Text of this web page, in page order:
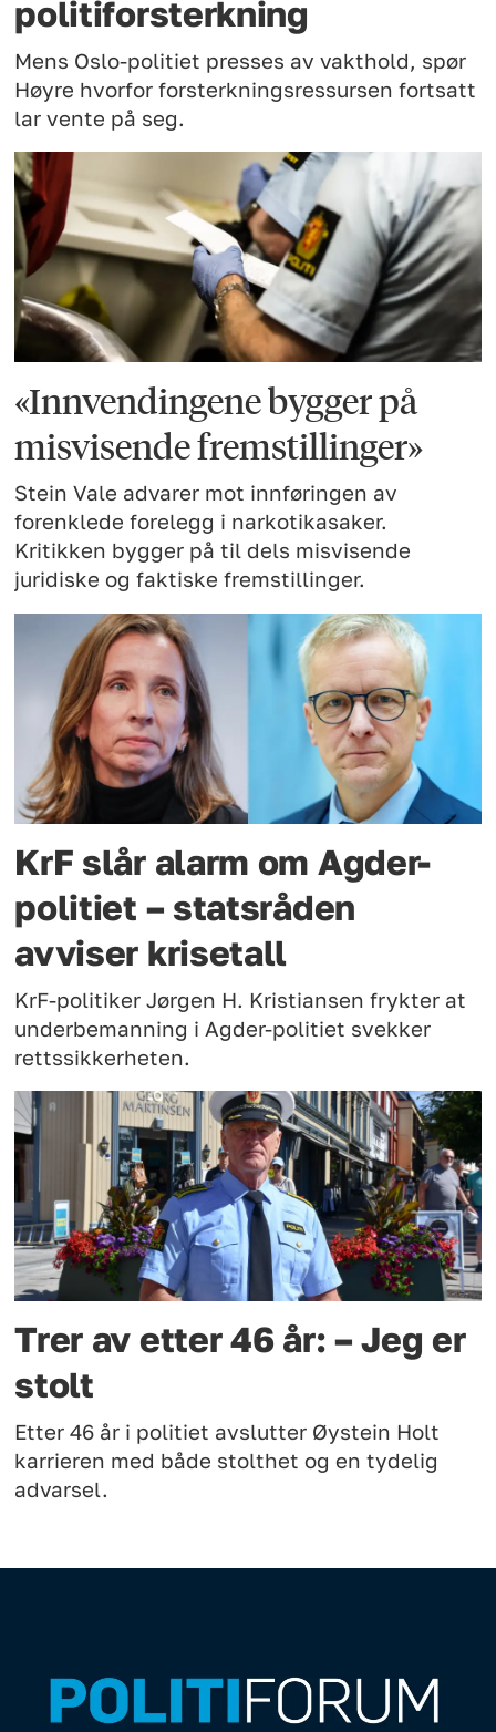
politiforsterkning
Mens Oslo-politiet presses av vakthold, spør
Høyre hvorfor forsterkningsressursen fortsatt
lar vente på seg.
«Innvendingene bygger på
misvisende fremstillinger»
Stein Vale advarer mot innføringen av
forenklede forelegg i narkotikasaker.
Kritikken bygger på til dels misvisende
juridiske og faktiske fremstillinger.
KrF slår alarm om Agder-
politiet – statsråden
avviser krisetall
KrF-politiker Jørgen H. Kristiansen frykter at
underbemanning i Agder-politiet svekker
rettssikkerheten.
Trer av etter 46 år: – Jeg er
stolt
Etter 46 år i politiet avslutter Øystein Holt
karrieren med både stolthet og en tydelig
advarsel.